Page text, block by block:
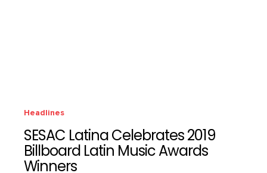
Headlines
SESAC Latina Celebrates 2019
Billboard Latin Music Awards
Winners